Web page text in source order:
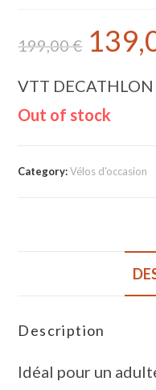
199,00€
VTT DECATHLON
Out of stock
Category:Vélos d'occasion
Description
Idéal pour un